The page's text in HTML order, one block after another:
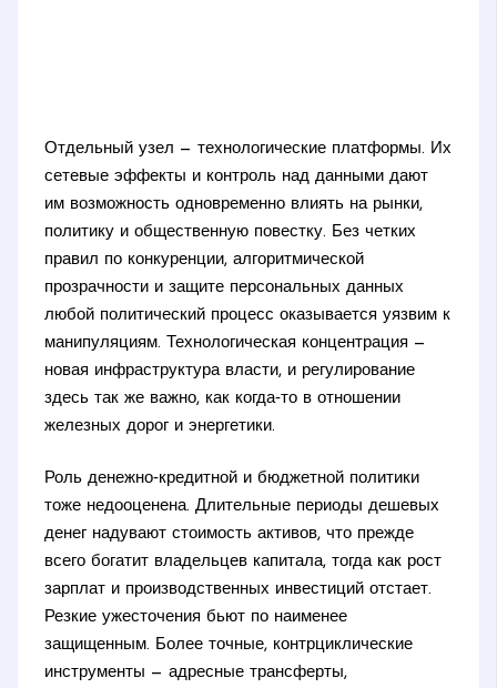
Отдельный узел — технологические платформы. Их
сетевые эффекты и контроль над данными дают
им возможность одновременно влиять на рынки,
политику и общественную повестку. Без четких
правил по конкуренции, алгоритмической
прозрачности и защите персональных данных
любой политический процесс оказывается уязвим к
манипуляциям. Технологическая концентрация —
новая инфраструктура власти, и регулирование
здесь так же важно, как когда‑то в отношении
железных дорог и энергетики.
Роль денежно‑кредитной и бюджетной политики
тоже недооценена. Длительные периоды дешевых
денег надувают стоимость активов, что прежде
всего богатит владельцев капитала, тогда как рост
зарплат и производственных инвестиций отстает.
Резкие ужесточения бьют по наименее
защищенным. Более точные, контрциклические
инструменты — адресные трансферты,